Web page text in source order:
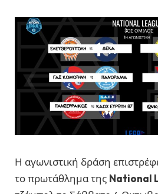
Η αγωνιστική δράση
το πρωτάθλημα της National